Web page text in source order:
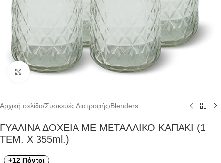
Click to enlarge
Αρχική σελίδα/Συσκευές Διατροφής/Blenders
ΓΥΑΛΙΝΑ ΔΟΧΕΙΑ ΜΕ ΜΕΤΑΛΛΙΚΟ ΚΑΠΑΚΙ (1
ΤΕΜ. X 355ml.)
+12 Πόντοι